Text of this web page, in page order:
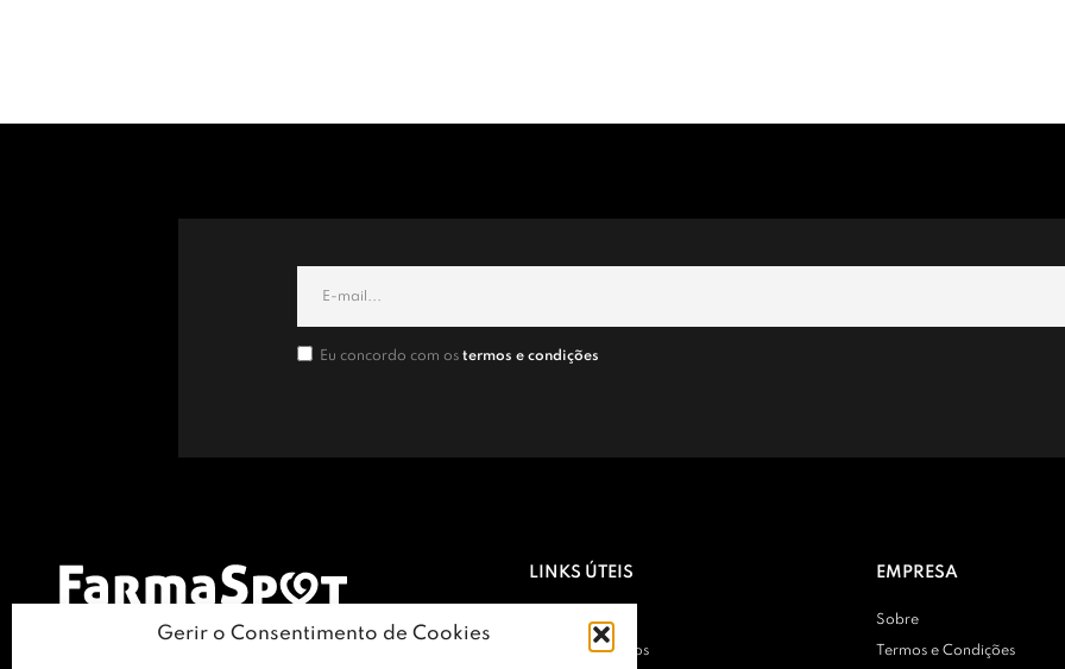
Gerir o Consentimento de Cookies
Eu concordo com os termos e condições
LINKS ÚTEIS
Contactos
Entregas e Envios
EMPRESA
Sobre
Termos e Condições